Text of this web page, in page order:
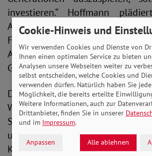
investieren.“ Hoffmann
Anliegen für mehr soziale
Frage zwischen Alt und Jung,
Arm und Reich zu stellen.
Gesellschaft ist eine Ausrede!“
Dr. Rolf
Wirtschaftswissenschaftler
Staatssekretär im
und Soziales (BMAS), gab als
Kürze sieben Antworten auf
Cookie-Hinweis und
Wir verwenden Cookies und Dienste von
Ihnen einen optimalen Service zu bieten
Analysen unsere Webseiten weiter zu
selbst entscheiden, welche Cookies und
verwenden dürfen. Natürlich haben Sie
Möglichkeit, die bereits erteilte
Weitere Informationen, auch zur
Drittanbieter, finden Sie in unserer
und im Impressum.
Anpassen Alle ablehnen